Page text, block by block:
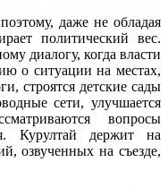
даже не обладая
политический вес.
диалогу, когда власти
о ситуации на местах,
строятся детские сады
сети, улучшается
вопросы
Курултай держит на
озвученных на съезде,